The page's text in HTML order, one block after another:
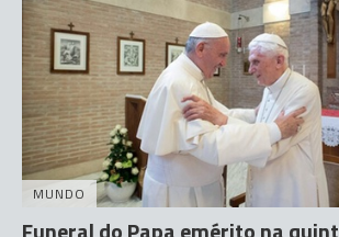
MUNDO